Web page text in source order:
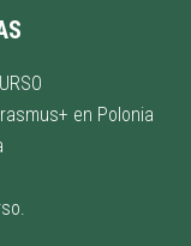
en Polonia